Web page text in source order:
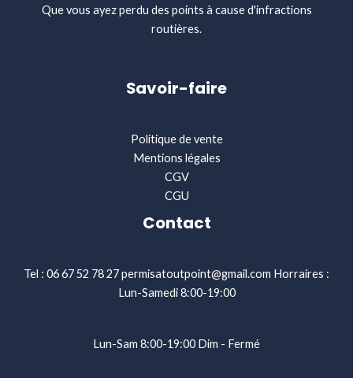
Que vous ayez perdu des points à cause d'infractions
routières.
Savoir-faire
Politique de vente
Mentions légales
CGV
CGU
Contact
Tel : 06 67 52 78 27 permisatoutpoint@gmail.com Horraires :
Lun-Samedi 8:00-19:00
Lun-Sam 8:00-19:00 Dim - Fermé